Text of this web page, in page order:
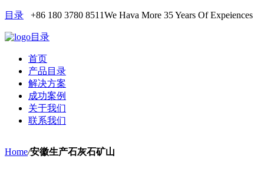
目录 +86 180 3780 8511We Hava More 35 Years Of Expeiences
目录
首页
产品目录
解决方案
成功案例
关于我们
联系我们
Home/安徽生产石灰石矿山